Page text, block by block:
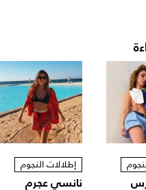
إطلالات النجوم
نانسي عجرم